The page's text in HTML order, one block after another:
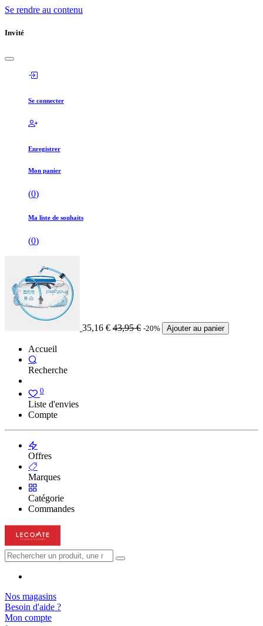
Se rendre au contenu
Invité
Se connecter
Enregistrer
Mon panier
(0)
Ma liste de souhaits
(0)
35,16 € 43,95€ -20% Ajouter au panier
Accueil
Recherche
0
Liste d'envies
Compte
Offres
Marques
Catégorie
Commandes
Nos magasins
Besoin d'aide ?
Mon compte